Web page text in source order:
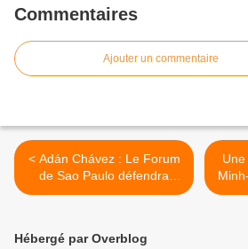
Commentaires
Ajouter un commentaire
< Adán Chávez : Le Forum
de Sao Paulo défendra
l'autodétermination des
Hébergé par Overblog